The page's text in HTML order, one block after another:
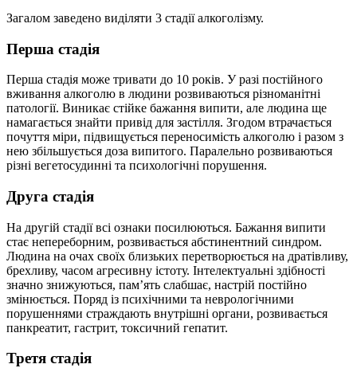
Загалом заведено виділяти 3 стадії алкоголізму.
Перша стадія
Перша стадія може тривати до 10 років. У разі постійного
вживання алкоголю в людини розвиваються різноманітні
патології. Виникає стійке бажання випити, але людина ще
намагається знайти привід для застілля. Згодом втрачається
почуття міри, підвищується переносимість алкоголю і разом з
нею збільшується доза випитого. Паралельно розвиваються
різні вегетосудинні та психологічні порушення.
Друга стадія
На другій стадії всі ознаки посилюються. Бажання випити
стає непереборним, розвивається абстинентний синдром.
Людина на очах своїх близьких перетворюється на дратівливу,
брехливу, часом агресивну істоту. Інтелектуальні здібності
значно знижуються, пам’ять слабшає, настрій постійно
змінюється. Поряд із психічними та неврологічними
порушеннями страждають внутрішні органи, розвивається
панкреатит, гастрит, токсичний гепатит.
Третя стадія